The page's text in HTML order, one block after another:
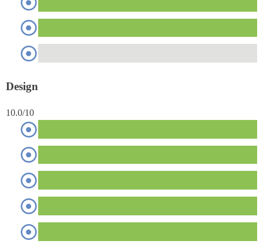
Design
10.0/10